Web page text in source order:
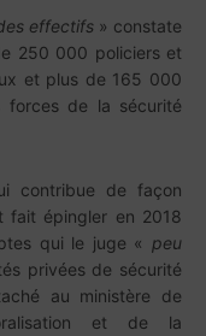
effectifs » constate
250 000 policiers et
et plus de 165 000
de la sécurité
contribue de façon
fait épingler en 2018
qui le juge « peu
privées de sécurité
au ministère de
et de la